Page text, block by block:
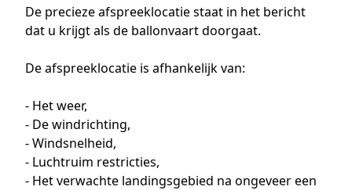
De precieze afspreeklocatie staat in het bericht
dat u krijgt als de ballonvaart doorgaat.
De afspreeklocatie is afhankelijk van:
- Het weer,
- De windrichting,
- Windsnelheid,
- Luchtruim restricties,
- Het verwachte landingsgebied na ongeveer een